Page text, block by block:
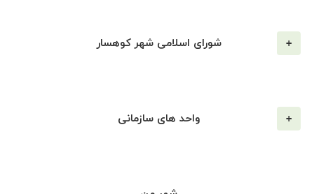
شورای اسلامی شهر کوهسار
واحد های سازمانی